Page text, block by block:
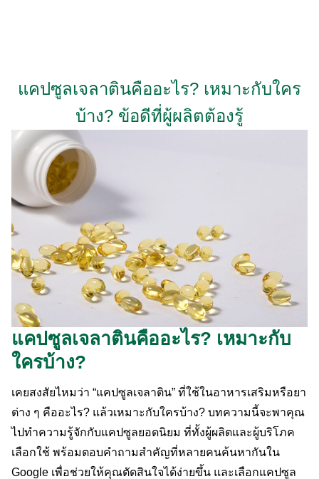
แคปซูลเจลาตินคืออะไร? เหมาะกับใคร
บ้าง? ข้อดีที่ผู้ผลิตต้องรู้
แคปซูลเจลาตินคืออะไร? เหมาะกับ
ใครบ้าง?
เคยสงสัยไหมว่า “แคปซูลเจลาติน” ที่ใช้ในอาหารเสริมหรือยา
ต่าง ๆ คืออะไร? แล้วเหมาะกับใครบ้าง? บทความนี้จะพาคุณ
ไปทำความรู้จักกับแคปซูลยอดนิยม ที่ทั้งผู้ผลิตและผู้บริโภค
เลือกใช้ พร้อมตอบคำถามสำคัญที่หลายคนค้นหากันใน
Google เพื่อช่วยให้คุณตัดสินใจได้ง่ายขึ้น และเลือกแคปซูล